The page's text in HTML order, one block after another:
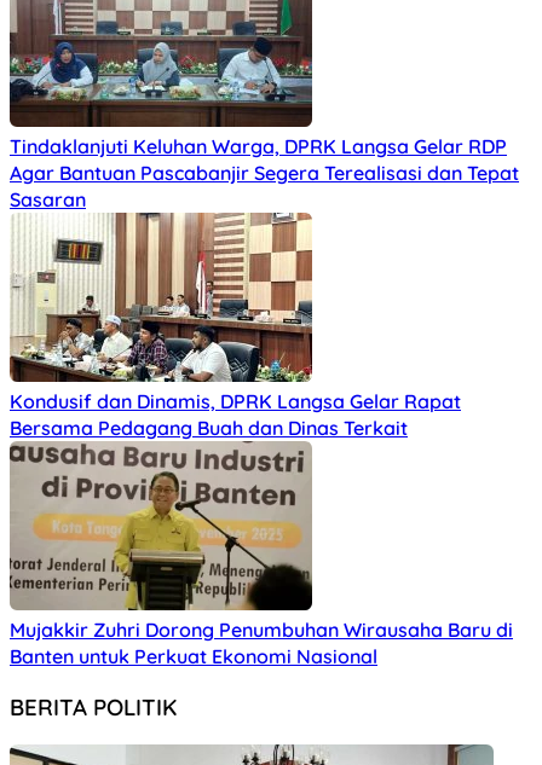
Tindaklanjuti Keluhan Warga, DPRK Langsa Gelar RDP
Agar Bantuan Pascabanjir Segera Terealisasi dan Tepat
Sasaran
Kondusif dan Dinamis, DPRK Langsa Gelar Rapat
Bersama Pedagang Buah dan Dinas Terkait
Mujakkir Zuhri Dorong Penumbuhan Wirausaha Baru di
Banten untuk Perkuat Ekonomi Nasional
BERITA POLITIK